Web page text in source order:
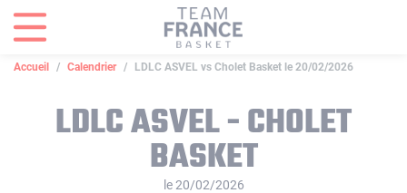
Accueil Calendrier LDLC ASVEL vs Cholet Basket le 20/02/2026
LDLC ASVEL - CHOLET
BASKET
le 20/02/2026
Panneau de gestion des cookies